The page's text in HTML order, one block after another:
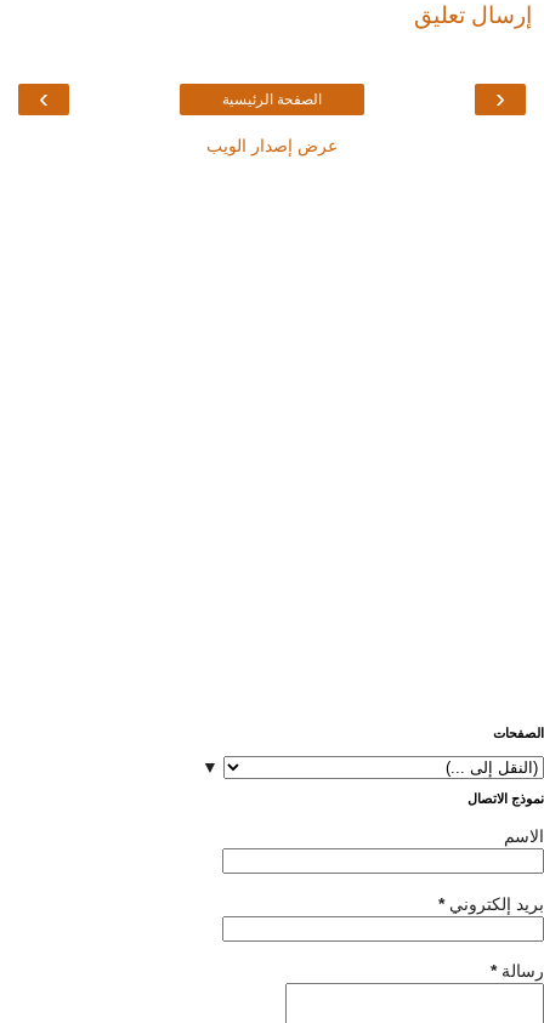
إرسال تعليق
‹
› الصفحة الرئيسية
عرض إصدار الويب
الصفحات
▼
نموذج الاتصال
الاسم
بريد إلكتروني*
رسالة*